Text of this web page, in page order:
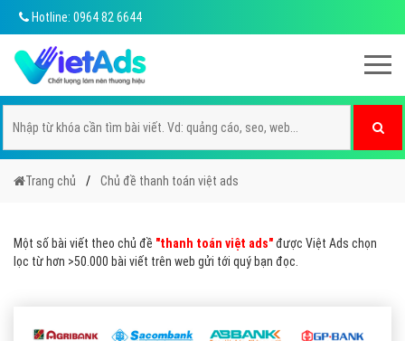
Hotline: 0964 82 6644
Trang chủ Chủ đề thanh toán việt ads
Một số bài viết theo chủ đề "thanh toán việt ads"được Việt Ads chọn
lọc từ hơn >50.000 bài viết trên web gửi tới quý bạn đọc.